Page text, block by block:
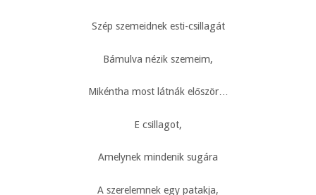
Szép szemeidnek esti-csillagát
Bámulva nézik szemeim,
Mikéntha most látnák először…
E csillagot,
Amelynek mindenik sugára
A szerelemnek egy patakja,